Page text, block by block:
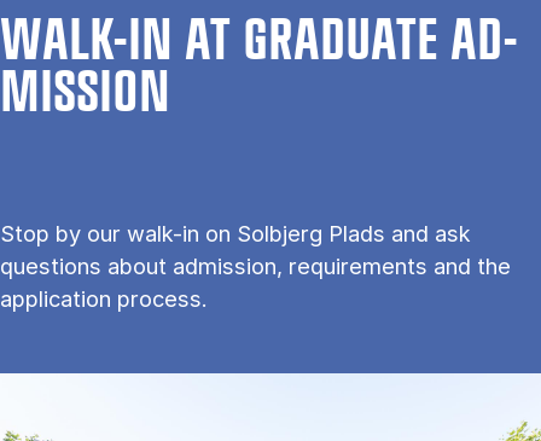
WALK-IN AT GRADU­ATE AD­
MIS­SION
Stop by our walk-in on Solbjerg Plads and ask
questions about admission, requirements and the
application process.